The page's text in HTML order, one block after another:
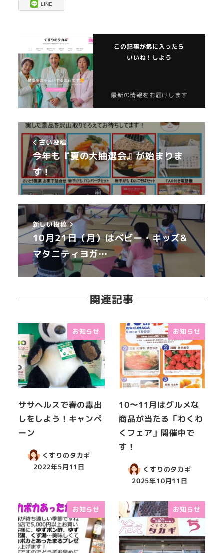
LINE
この記事が気に入ったら
いいね！しよう
最新の情報をお届けします
古い投稿
今年も『夏の大抽選会』が始まりま
す！
新しい投稿
10月21日（月）はベビー・キッズ&
マタニティヨガ…
関連記事
お知らせ
ササヘルスで春の毒出
しをしよう！キャンペ
ーン
くすりのタカギ
2022年5月11日
お知らせ
10〜11月はグルメな
商品が当たる「わくわ
くフェア」開催中で
す！
くすりのタカギ
2025年10月11日
お知らせ お知らせ